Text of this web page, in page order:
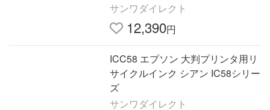
サンワダイレクト
12,390円
ICC58 エプソン 大判プリンタ用リ
サイクルインク シアン IC58シリー
ズ
サンワダイレクト